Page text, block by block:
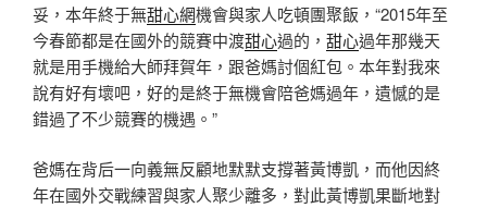
妥，本年終于無甜心網機會與家人吃頓團聚飯，“2015年至
今春節都是在國外的競賽中渡甜心過的， 甜心過年那幾天
就是用手機給大師拜賀年，跟爸媽討個紅包。本年對我來
說有好有壞吧，好的是終于無機會陪爸媽過年，遺憾的是
錯過了不少競賽的機遇。”
爸媽在背后一向義無反顧地默默支撐著黃博凱，而他因終
年在國外交戰練習與家人聚少離多，對此黃博凱果斷地對